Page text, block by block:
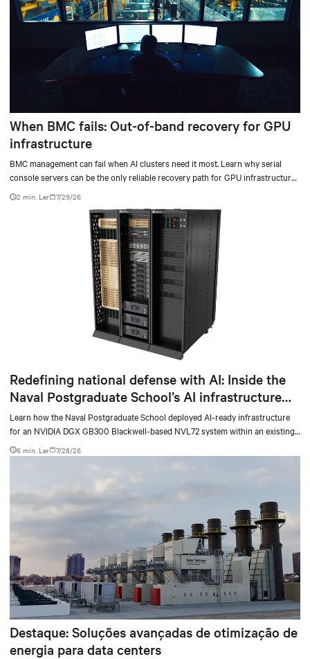
When BMC fails: Out-of-band recovery for GPU
infrastructure
BMC management can fail when AI clusters need it most. Learn why serial
console servers can be the only reliable recovery path for GPU infrastructure
at scale.
2 min. Ler 7/29/26
Redefining national defense with AI: Inside the
Naval Postgraduate School’s AI infrastructure
deployment
Learn how the Naval Postgraduate School deployed AI-ready infrastructure
for an NVIDIA DGX GB300 Blackwell-based NVL72 system within an existing
facility, creating a repeatable model for high-density, liquid-cooled AI
environments.
6 min. Ler 7/28/26
Destaque: Soluções avançadas de otimização de
energia para data centers